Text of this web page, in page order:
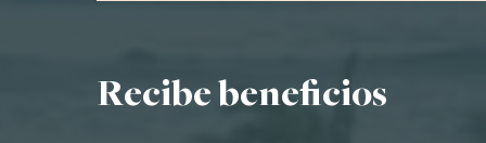
Recibe beneficios